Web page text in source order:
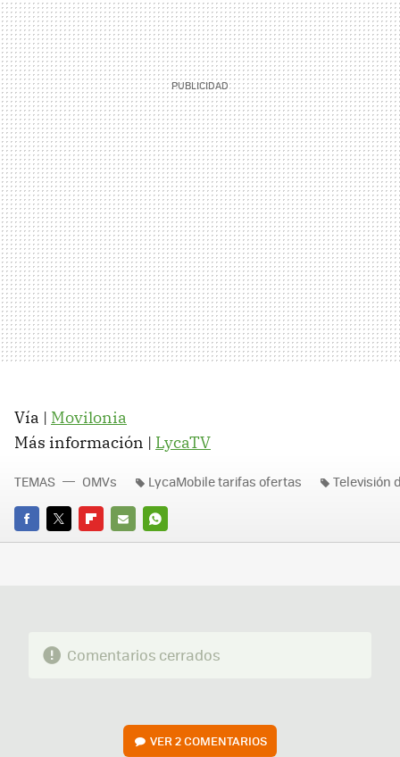
Vía | Movilonia
Más información | LycaTV
FACEBOOK
TWITTERFLIPBOARD
E-
WHATSAPP
TEMAS OMVs LycaMobile tarifas ofertas Televisión
Comentarios cerrados
VER2 COMENTARIOS